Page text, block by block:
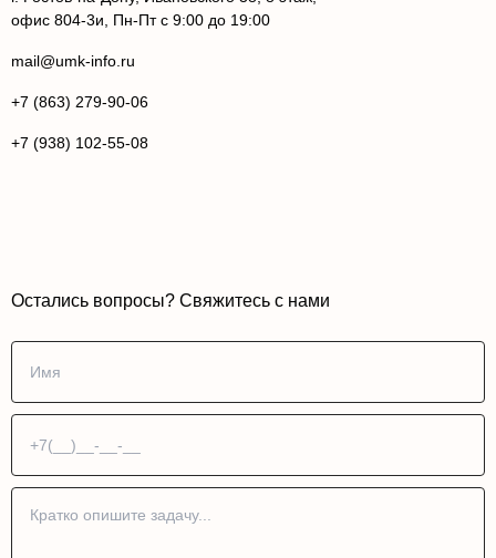
офис 804-3и, Пн-Пт с 9:00 до 19:00
mail@umk-info.ru
+7 (863) 279-90-06
+7 (938) 102-55-08
Остались вопросы? Свяжитесь с нами